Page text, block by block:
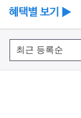
혜택별 보기 ▶